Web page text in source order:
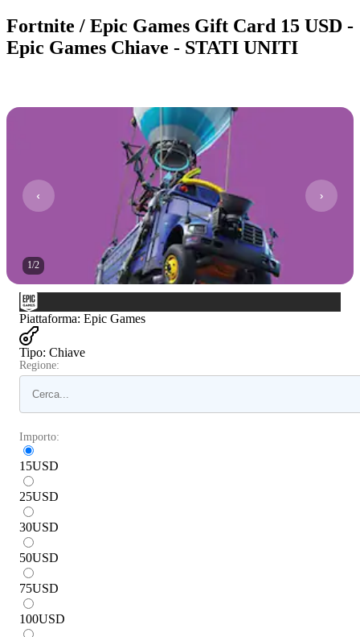
Fortnite / Epic Games Gift Card 15 USD -
Epic Games Chiave - STATI UNITI
1/2
Piattaforma: Epic Games
Tipo: Chiave
Regione:
Importo:
15USD
25USD
30USD
50USD
75USD
100USD